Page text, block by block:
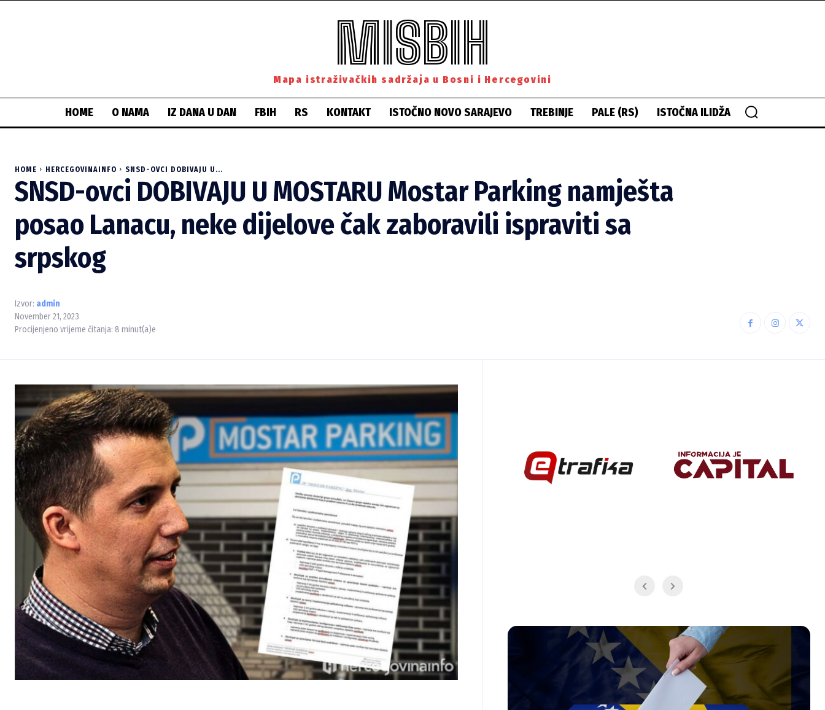
MISBIH
Mapa istraživačkih sadržaja u Bosni i Hercegovini
HOME O NAMA IZ DANA U DAN FBIH RS KONTAKT ISTOČNO NOVO SARAJEVO TREBINJE PALE (RS) ISTOČNA ILIDŽA
HOME HERCEGOVINAINFO SNSD-OVCI DOBIVAJU U...
SNSD-ovci DOBIVAJU U MOSTARU Mostar Parking namješta
posao Lanacu, neke dijelove čak zaboravili ispraviti sa
srpskog
Izvor: admin
November 21, 2023
Procijenjeno vrijeme čitanja: 8 minut(a)e